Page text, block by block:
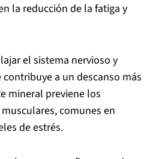
la reducción de la fatiga y
el sistema nervioso y
a un descanso más
mineral previene los
comunes en
de estrés.